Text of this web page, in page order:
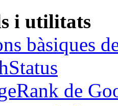
i utilitats
bàsiques
de